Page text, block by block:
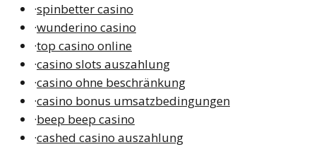
·spinbetter casino
·wunderino casino
·top casino online
·casino slots auszahlung
·casino ohne beschränkung
·casino bonus umsatzbedingungen
·beep beep casino
·cashed casino auszahlung